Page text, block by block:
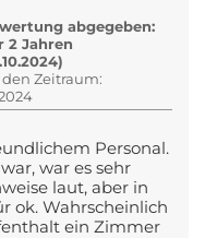
abgegeben:
2 Jahren
Zeitraum:
Personal.
war es sehr
laut, aber in
ok. Wahrscheinlich
ein Zimmer